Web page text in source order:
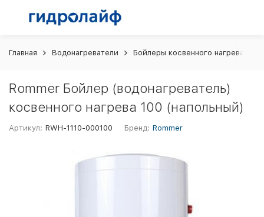
Главная Водонагреватели Бойлеры косвенного нагрева
Rommer Бойлер (водонагреватель)
косвенного нагрева 100 (напольный)
Артикул: RWH-1110-000100 Бренд: Rommer